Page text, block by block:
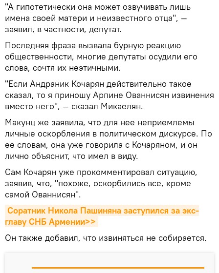
"А гипотетически она может озвучивать лишь
имена своей матери и неизвестного отца", —
заявил, в частности, депутат.
Последняя фраза вызвала бурную реакцию
общественности, многие депутаты осудили его
слова, сочтя их неэтичными.
"Если Андраник Кочарян действительно такое
сказал, то я приношу Арпине Ованнисян извинения
вместо него", — сказал Микаелян.
Макунц же заявила, что для нее неприемлемы
личные оскорбления в политическом дискурсе. По
ее словам, она уже говорила с Кочаряном, и он
лично объяснит, что имел в виду.
Сам Кочарян уже прокомментировал ситуацию,
заявив, что, "похоже, оскорбились все, кроме
самой Ованнисян".
Соратник Никола Пашиняна заступился за экс-
главу СНБ Армении>>
Он также добавил, что извиняться не собирается.